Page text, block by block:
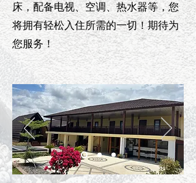
床，配备电视、空调、热水器等，您
将拥有轻松入住所需的一切！期待为
您服务！